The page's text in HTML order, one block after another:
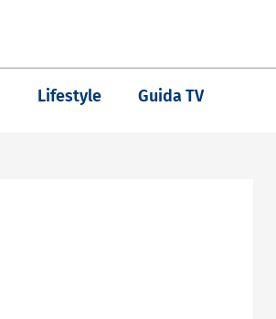
Lifestyle Guida TV